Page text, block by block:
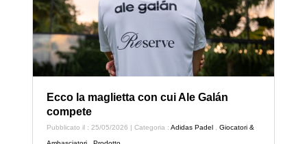
Ecco la maglietta con cui Ale Galán
compete
Pubblicato il : 25/05/2026 | Categoria :Adidas Padel ,Giocatori &